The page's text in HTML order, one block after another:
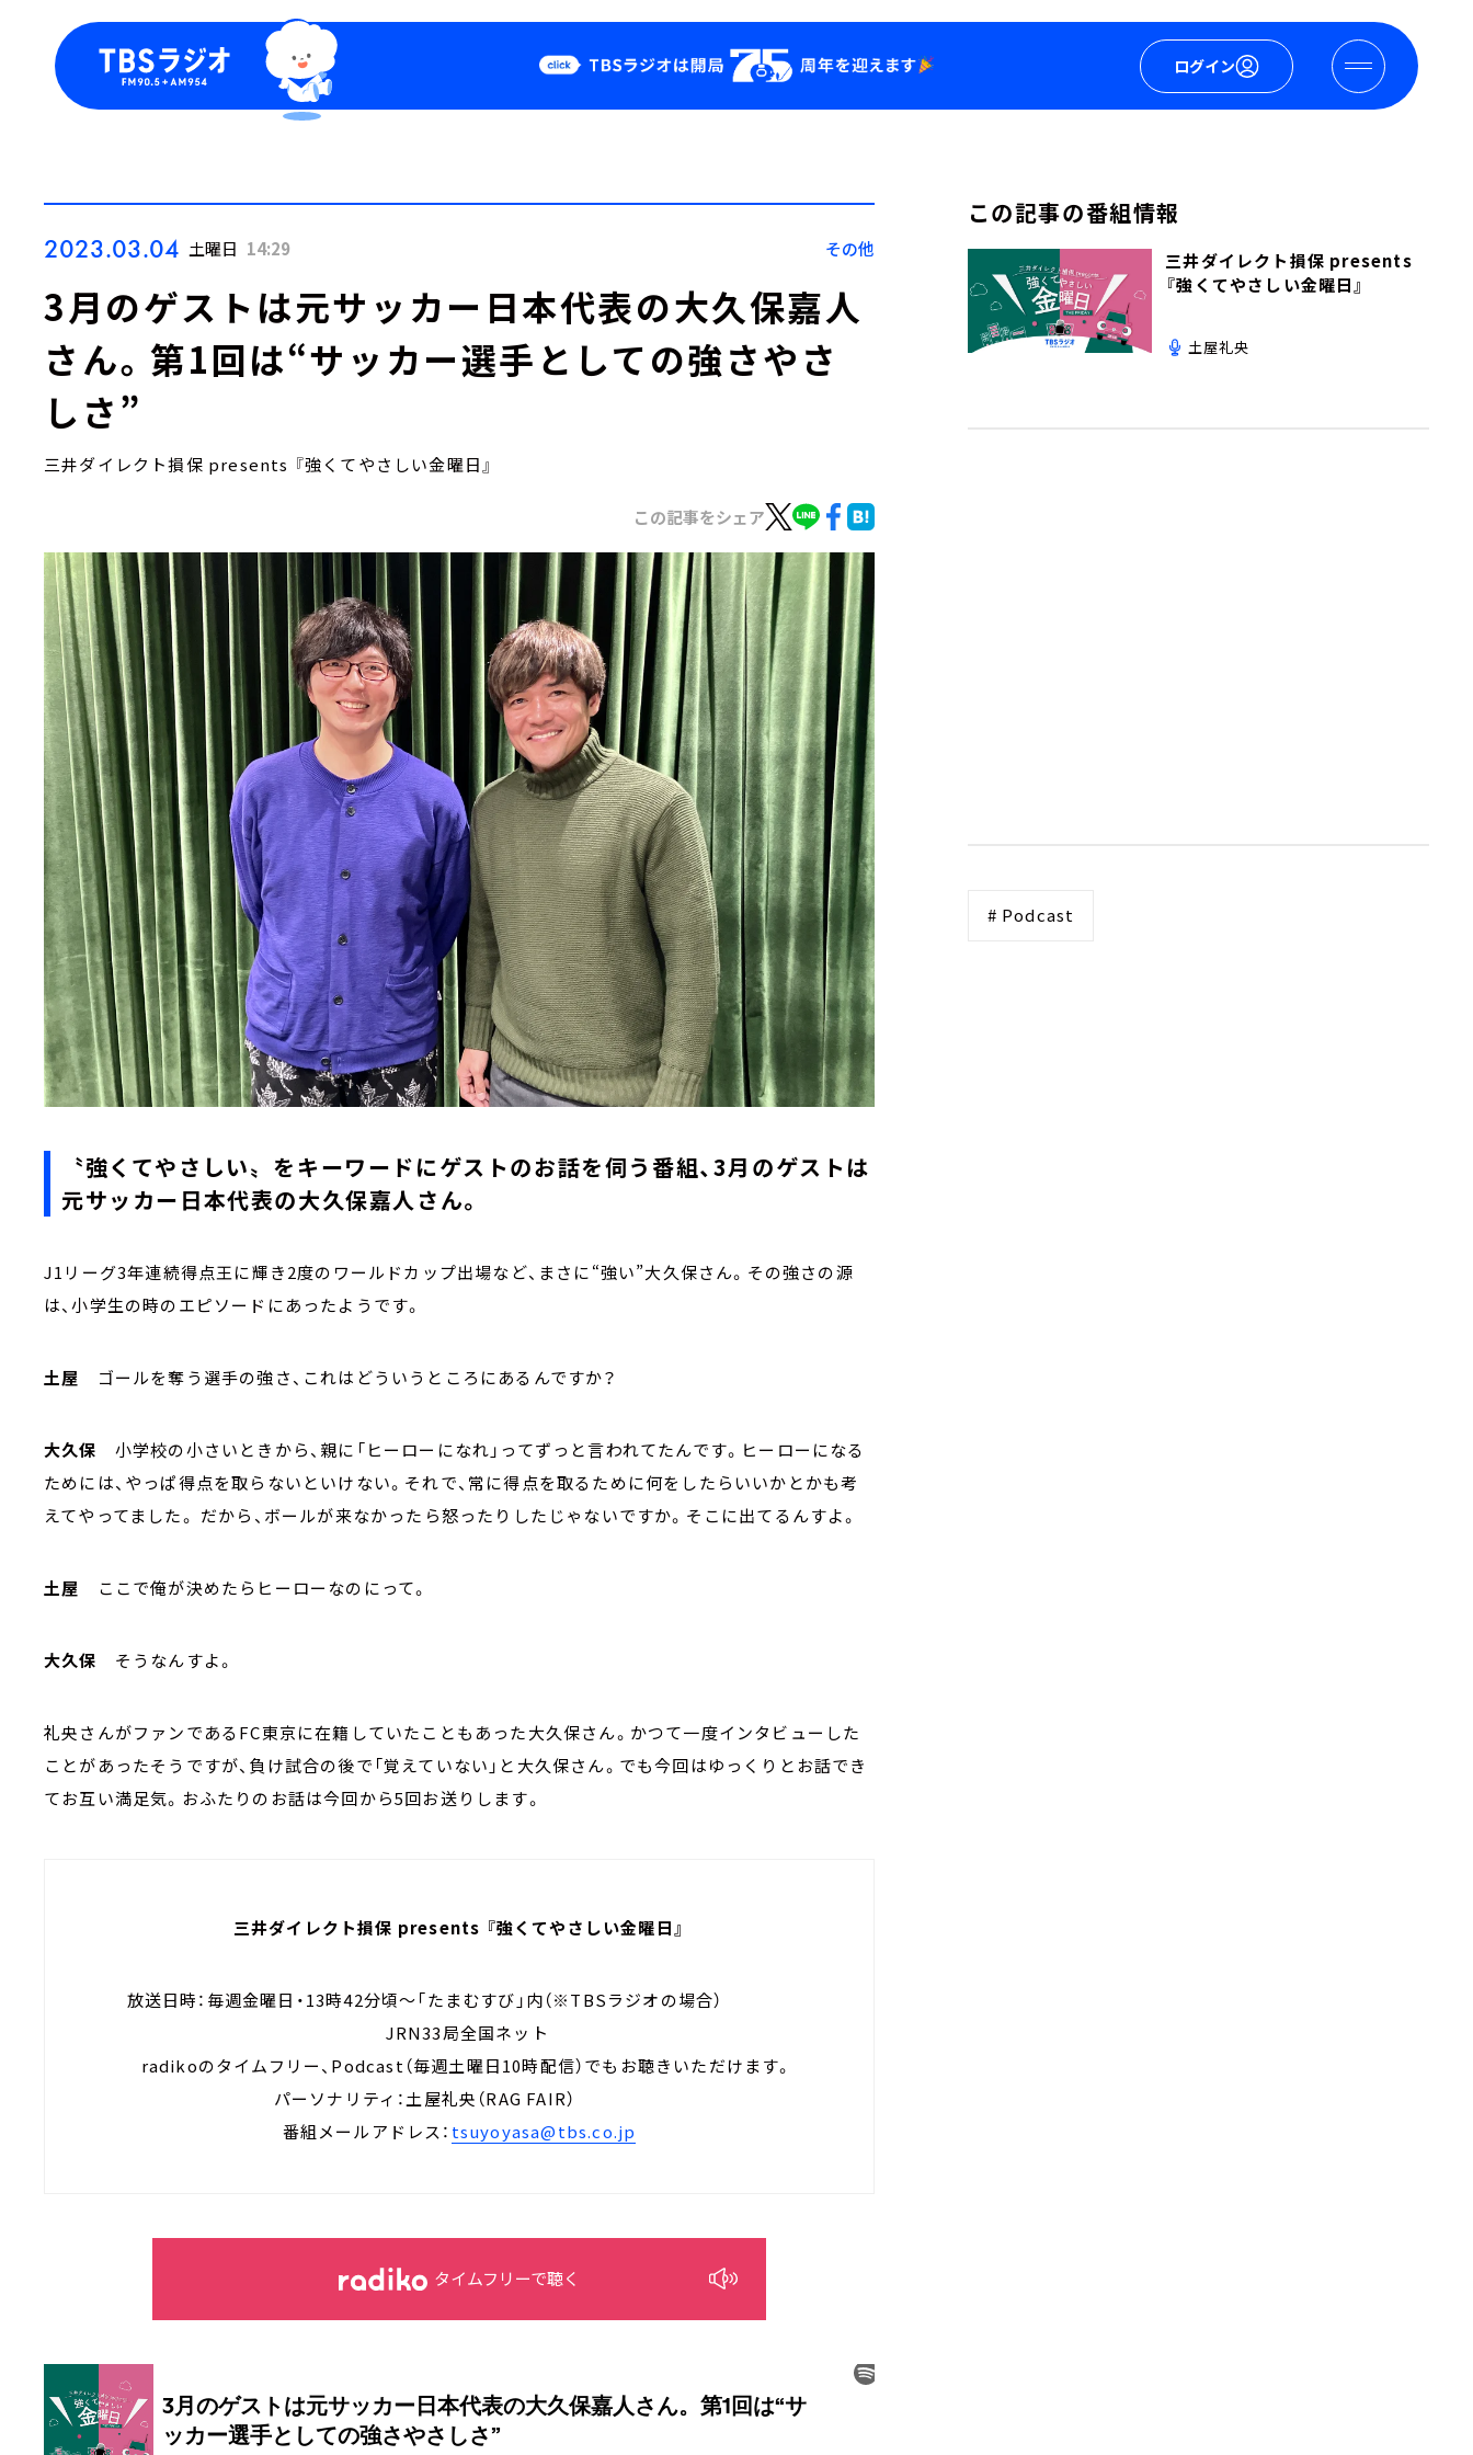
ログイン
Podcast
YouTube
2023.03.04 土曜日 14:29 その他
3月のゲストは元サッカー日本代表の大久保嘉人
さん。第1回は“サッカー選手としての強さやさ
しさ”
三井ダイレクト損保 presents 『強くてやさしい金曜日』
この記事をシェア
〝強くてやさしい〟をキーワードにゲストのお話を伺う番組、3月のゲストは
元サッカー日本代表の大久保嘉人さん。
J1リーグ3年連続得点王に輝き2度のワールドカップ出場など、まさに“強い”大久保さん。その強さの源
は、小学生の時のエピソードにあったようです。
土屋 ゴールを奪う選手の強さ、これはどういうところにあるんですか？
大久保 小学校の小さいときから、親に「ヒーローになれ」ってずっと言われてたんです。ヒーローになる
ためには、やっぱ得点を取らないといけない。それで、常に得点を取るために何をしたらいいかとかも考
えてやってました。 だから、ボールが来なかったら怒ったりしたじゃないですか。そこに出てるんすよ。
土屋 ここで俺が決めたらヒーローなのにって。
大久保 そうなんすよ。
礼央さんがファンであるFC東京に在籍していたこともあった大久保さん。かつて一度インタビューした
ことがあったそうですが、負け試合の後で「覚えていない」と大久保さん。でも今回はゆっくりとお話でき
てお互い満足気。おふたりのお話は今回から5回お送りします。
三井ダイレクト損保 presents 『強くてやさしい金曜日』
放送日時：毎週金曜日・13時42分頃～「たまむすび」内（※TBSラジオの場合）
JRN33局全国ネット
radikoのタイムフリー、Podcast（毎週土曜日10時配信）でもお聴きいただけます。
パーソナリティ：土屋礼央（RAG FAIR）
番組メールアドレス： tsuyoyasa@tbs.co.jp
タイムフリーで聴く
この記事の番組情報
三井ダイレクト損保 presents
『強くてやさしい金曜日』
土屋礼央
# Podcast